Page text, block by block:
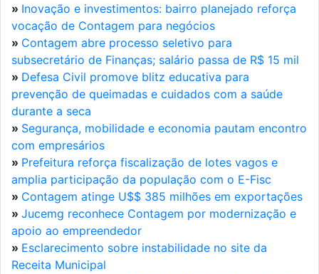
» Inovação e investimentos: bairro planejado reforça
vocação de Contagem para negócios
» Contagem abre processo seletivo para
subsecretário de Finanças; salário passa de R$ 15 mil
» Defesa Civil promove blitz educativa para
prevenção de queimadas e cuidados com a saúde
durante a seca
» Segurança, mobilidade e economia pautam encontro
com empresários
» Prefeitura reforça fiscalização de lotes vagos e
amplia participação da população com o E-Fisc
» Contagem atinge U$$ 385 milhões em exportações
» Jucemg reconhece Contagem por modernização e
apoio ao empreendedor
» Esclarecimento sobre instabilidade no site da
Receita Municipal